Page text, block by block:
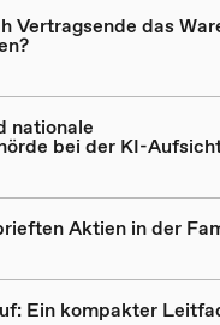
Vertragsende das
nationale
bei der KI-
Aktien in der
Ein kompakter